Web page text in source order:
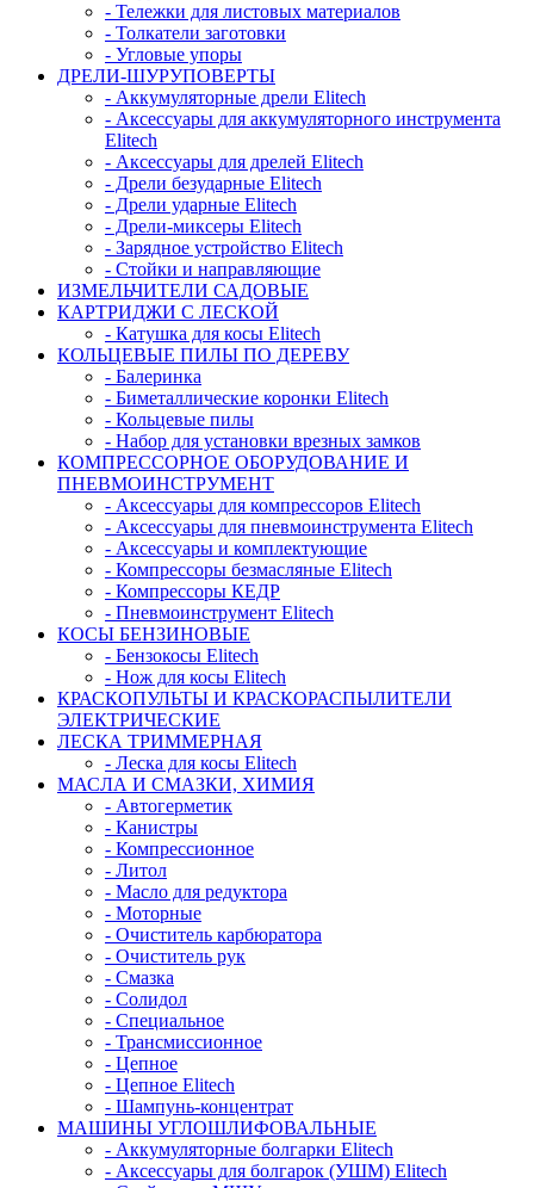
- Тележки для листовых материалов
- Толкатели заготовки
- Угловые упоры
ДРЕЛИ-ШУРУПОВЕРТЫ
- Аккумуляторные дрели Elitech
- Аксессуары для аккумуляторного инструмента
Elitech
- Аксессуары для дрелей Elitech
- Дрели безударные Elitech
- Дрели ударные Elitech
- Дрели-миксеры Elitech
- Зарядное устройство Elitech
- Стойки и направляющие
ИЗМЕЛЬЧИТЕЛИ САДОВЫЕ
КАРТРИДЖИ С ЛЕСКОЙ
- Катушка для косы Elitech
КОЛЬЦЕВЫЕ ПИЛЫ ПО ДЕРЕВУ
- Балеринка
- Биметаллические коронки Elitech
- Кольцевые пилы
- Набор для установки врезных замков
КОМПРЕССОРНОЕ ОБОРУДОВАНИЕ И
ПНЕВМОИНСТРУМЕНТ
- Аксессуары для компрессоров Elitech
- Аксессуары для пневмоинструмента Elitech
- Аксессуары и комплектующие
- Компрессоры безмасляные Elitech
- Компрессоры КЕДР
- Пневмоинструмент Elitech
КОСЫ БЕНЗИНОВЫЕ
- Бензокосы Elitech
- Нож для косы Elitech
КРАСКОПУЛЬТЫ И КРАСКОРАСПЫЛИТЕЛИ
ЭЛЕКТРИЧЕСКИЕ
ЛЕСКА ТРИММЕРНАЯ
- Леска для косы Elitech
МАСЛА И СМАЗКИ, ХИМИЯ
- Автогерметик
- Канистры
- Компрессионное
- Литол
- Масло для редуктора
- Моторные
- Очиститель карбюратора
- Очиститель рук
- Смазка
- Солидол
- Специальное
- Трансмиссионное
- Цепное
- Цепное Elitech
- Шампунь-концентрат
МАШИНЫ УГЛОШЛИФОВАЛЬНЫЕ
- Аккумуляторные болгарки Elitech
- Аксессуары для болгарок (УШМ) Elitech